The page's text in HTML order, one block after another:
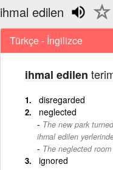
ihmal edilen
Türkçe - İngilizce
ihmal edilen
disregarded
neglected
The new park
ihmal edilen
The neglected
ignored